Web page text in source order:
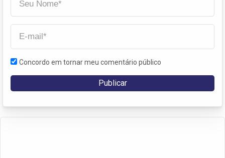
Concordo em tornar meu comentário público